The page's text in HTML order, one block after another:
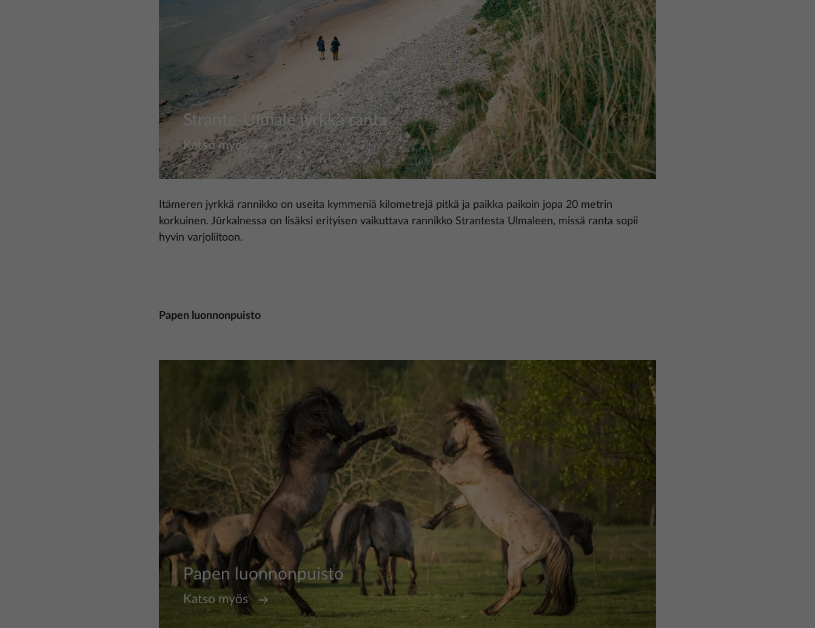
Strante-Ulmale jyrkkä ranta
Katso myös
Itämeren jyrkkä rannikko on useita kymmeniä kilometrejä pitkä ja paikka paikoin jopa 20 metrin
korkuinen. Jūrkalnessa on lisäksi erityisen vaikuttava rannikko Strantesta Ulmaleen, missä ranta sopii
hyvin varjoliitoon.
Papen luonnonpuisto
Papen luonnonpuisto
Katso myös